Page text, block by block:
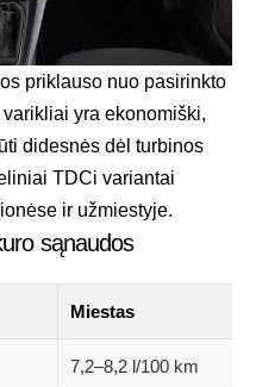
priklauso nuo pasirinkto
yra ekonomiški,
didesnės dėl turbinos
TDCi variantai
ir užmiestyje.
sąnaudos
Miestas
7,2–8,2 l/100 km